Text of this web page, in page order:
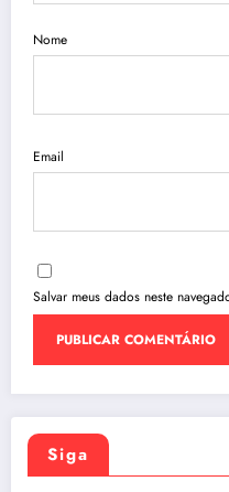
Nome
Email
Salvar meus dados neste
Siga